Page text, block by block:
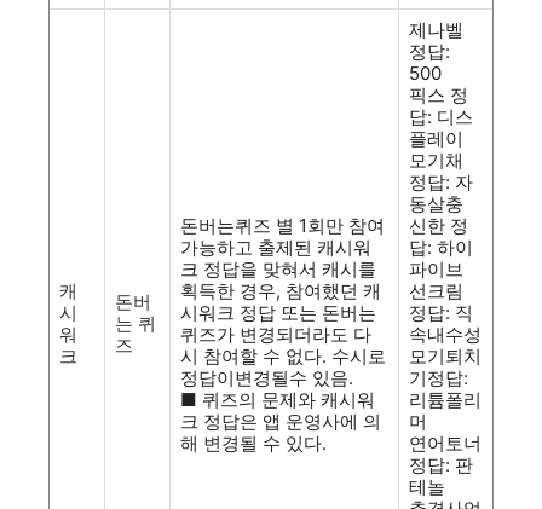
캐
시
워
크
돈버
는 퀴
즈
돈버는퀴즈 별 1회만 참여
가능하고 출제된 캐시워
크 정답을 맞혀서 캐시를
획득한 경우, 참여했던 캐
시워크 정답 또는 돈버는
퀴즈가 변경되더라도 다
시 참여할 수 없다. 수시로
정답이변경될수 있음.
■ 퀴즈의 문제와 캐시워
크 정답은 앱 운영사에 의
해 변경될 수 있다.
제나벨
정답:
500
픽스 정
답: 디스
플레이
모기채
정답: 자
동살충
신한 정
답: 하이
파이브
선크림
정답: 직
속내수성
모기퇴치
기정답:
리튬폴리
머
연어토너
정답: 판
테놀